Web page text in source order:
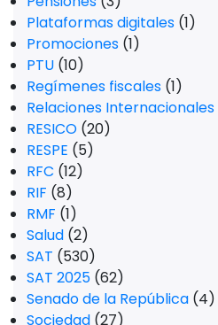
Plataformas digitales (1)
Promociones (1)
PTU (10)
Regímenes fiscales (1)
Relaciones Internacionales
RESICO (20)
RESPE (5)
RFC (12)
RIF (8)
RMF (1)
Salud (2)
SAT (530)
SAT 2025 (62)
Senado de la República (4)
Sociedad (27)